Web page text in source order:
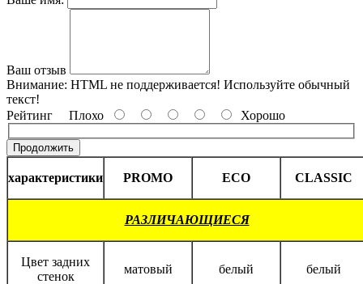
Ваш отзыв
Внимание: HTML не поддерживается! Используйте обычный
текст!
Рейтинг Плохо Хорошо
Продолжить
характеристики PROMO ECO CLASSIC
РАЗЛИЧАЮЩИЕСЯ
Цвет задних
стенок
матовый белый белый